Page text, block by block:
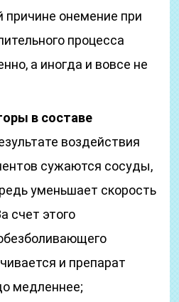
причине онемение при
процесса
а иногда и вовсе не
в составе
воздействия
сужаются сосуды,
уменьшает скорость
счет этого
и препарат
медленнее;